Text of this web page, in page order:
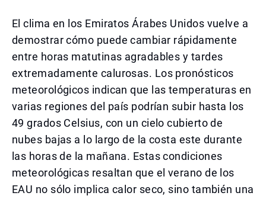
El clima en los Emiratos Árabes Unidos vuelve a
demostrar cómo puede cambiar rápidamente
entre horas matutinas agradables y tardes
extremadamente calurosas. Los pronósticos
meteorológicos indican que las temperaturas en
varias regiones del país podrían subir hasta los
49 grados Celsius, con un cielo cubierto de
nubes bajas a lo largo de la costa este durante
las horas de la mañana. Estas condiciones
meteorológicas resaltan que el verano de los
EAU no sólo implica calor seco, sino también una